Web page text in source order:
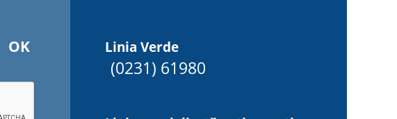
OK Linia Verde
(0231) 61980